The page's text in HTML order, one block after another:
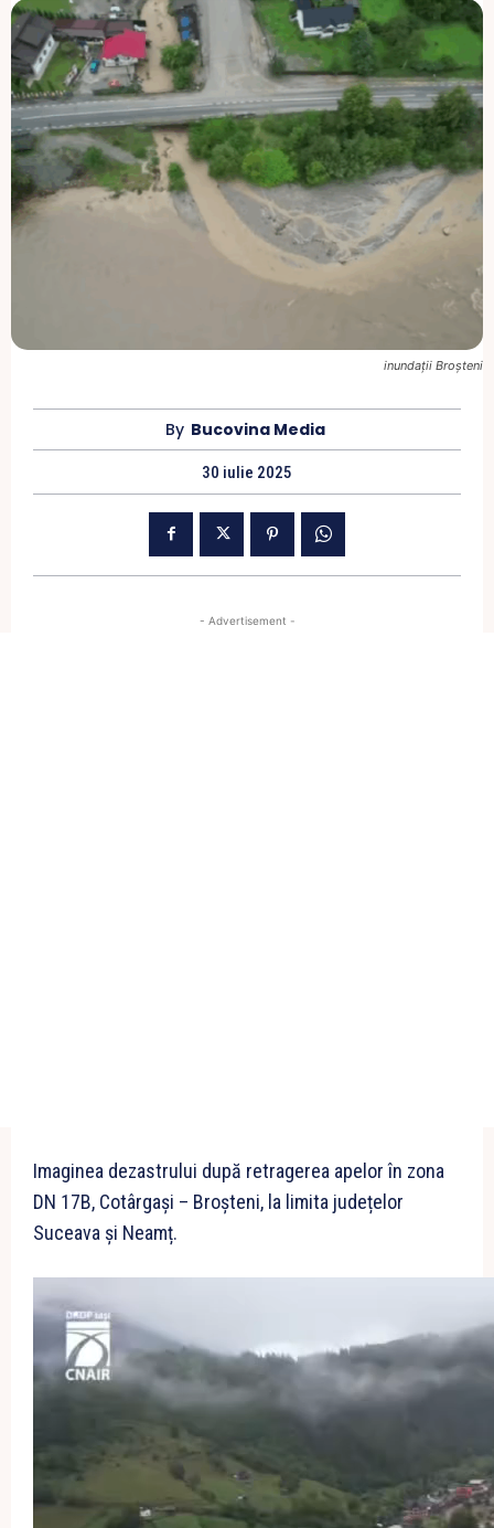
inundații Broșteni
By Bucovina Media
30 iulie 2025
- Advertisement -
Imaginea dezastrului după retragerea apelor în zona
DN 17B, Cotârgași – Broșteni, la limita județelor
Suceava și Neamț.